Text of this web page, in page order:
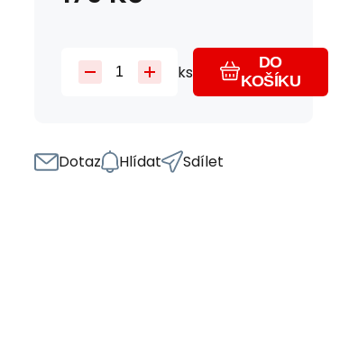
ks
DO
KOŠÍKU
Dotaz Hlídat Sdílet